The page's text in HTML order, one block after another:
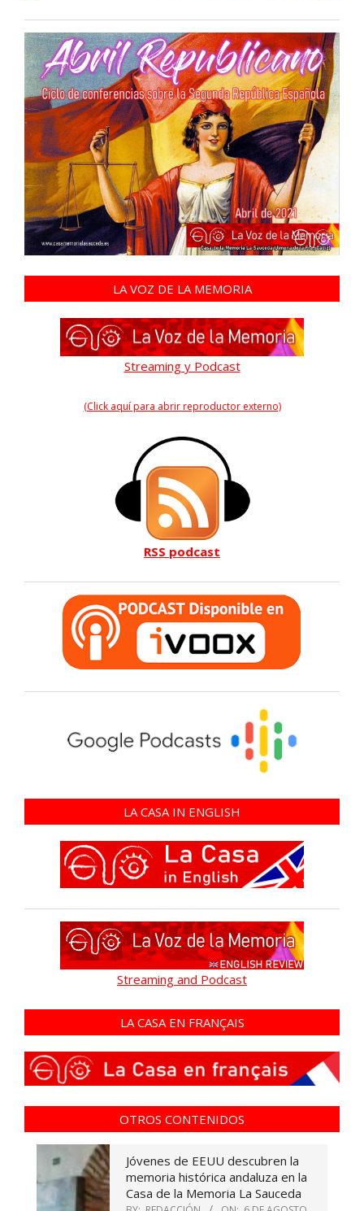
LA VOZ DE LA MEMORIA
Streaming y Podcast
(Click aquí para abrir reproductor externo)
RSS podcast
LA CASA IN ENGLISH
Streaming and Podcast
LA CASA EN FRANÇAIS
OTROS CONTENIDOS
Jóvenes de EEUU descubren la
memoria histórica andaluza en la
Casa de la Memoria La Sauceda